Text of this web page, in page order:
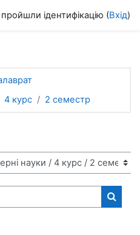
ідентифікацію (Вхід)
4 курс 2 семестр
Пошук